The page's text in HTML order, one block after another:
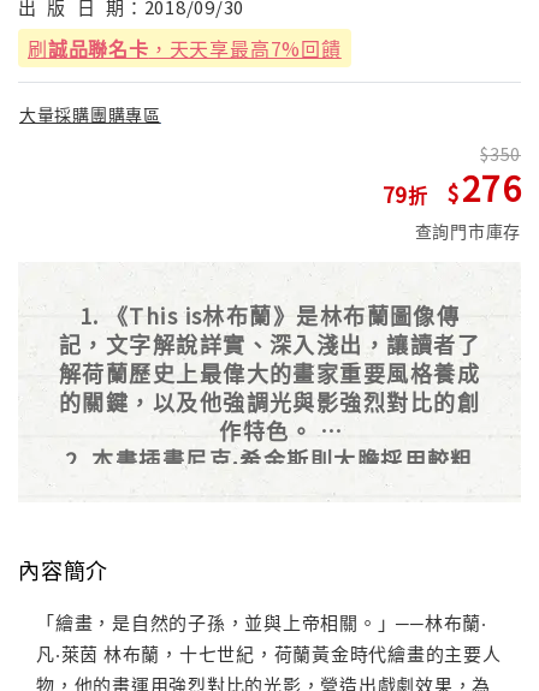
出 版 日 期： 2018/09/30
刷誠品聯名卡 ，天天享最高7%回饋
大量採購團購專區
79
350
276
查詢門市庫存
1. 《This is林布蘭》是林布蘭圖像傳
記，文字解說詳實、深入淺出，讓讀者了
解荷蘭歷史上最偉大的畫家重要風格養成
的關鍵，以及他強調光與影強烈對比的創
作特色。
2. 本書插畫尼克‧希金斯則大膽採用較粗
糙的筆觸、豐富的色彩來反映林布蘭的不
內容簡介
「繪畫，是自然的子孫，並與上帝相關。」──林布蘭‧
凡‧萊茵 林布蘭，十七世紀，荷蘭黃金時代繪畫的主要人
物，他的畫運用強烈對比的光影，營造出戲劇效果，為